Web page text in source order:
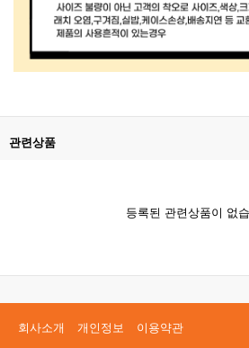
관련상품
등록된 관련상품이 없
회사소개 개인정보 이용약관